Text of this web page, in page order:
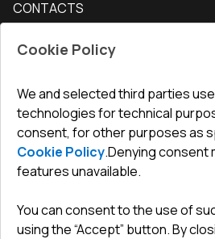
Interior doors
How to measure windows
For companies, cooperation
Conditions for returning goods
Guarantee
CONTACTS
undefined(undefined)
info@toptechnik.com.pl
Polityka prywatności
Cookie Policy
We and selected third parties
technologies for technical
consent, for other purposes as
Cookie Policy.Denying consent
features unavailable.
You can consent to the use of
using the “Accept” button. By